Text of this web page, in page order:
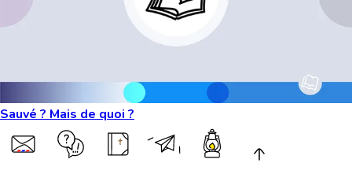
Sauvé ? Mais de quoi ?